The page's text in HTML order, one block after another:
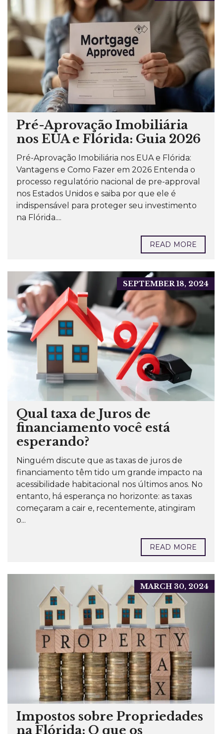
Pré-Aprovação Imobiliária
nos EUA e Flórida: Guia 2026
Pré-Aprovação Imobiliária nos EUA e Flórida:
Vantagens e Como Fazer em 2026 Entenda o
processo regulatório nacional de pre-approval
nos Estados Unidos e saiba por que ele é
indispensável para proteger seu investimento
na Flórida....
READ MORE
SEPTEMBER 18, 2024
Qual taxa de Juros de
financiamento você está
esperando?
Ninguém discute que as taxas de juros de
financiamento têm tido um grande impacto na
acessibilidade habitacional nos últimos anos. No
entanto, há esperança no horizonte: as taxas
começaram a cair e, recentemente, atingiram
o...
READ MORE
MARCH 30, 2024
Impostos sobre Propriedades
na Flórida: O que os